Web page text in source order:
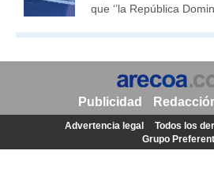
que ‘’la República
Publicidad
Advertencia legal
Todos los
Grupo